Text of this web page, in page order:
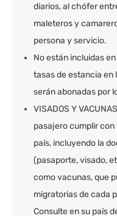
diarios, al chófer
maleteros y
persona y servicio.
No están incluidas
tasas de estancia en
serán abonadas por
VISADOS Y
pasajero cumplir
país, incluyendo la
(pasaporte, visado,
como vacunas, que
migratorias de cada
Consulte en su país